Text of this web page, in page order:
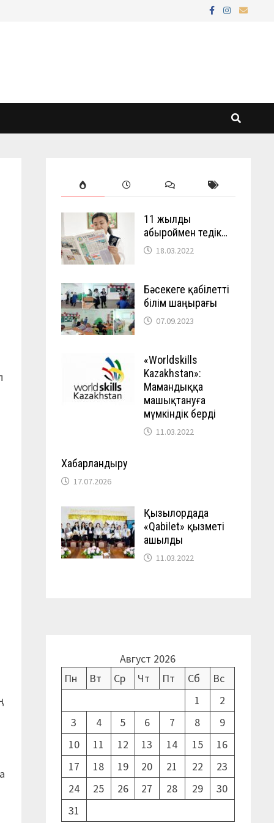
11 жылды
абыроймен өтедік…
18.03.2022
Бәсекеге қабілетті
білім шаңырағы
07.09.2023
«Worldskills
Kazakhstan»:
Мамандыққа
машықтануға
мүмкіндік берді
11.03.2022
Хабарландыру
17.07.2026
Қызылордада
«Qabilet» қызметі
ашылды
11.03.2022
Август 2026
Пн
Вт Ср Чт Пт Сб
Вс
1
2
3
4 5 6 7 8
9
10
11 12 13 14 15
16
17
18 19 20 21 22
23
24
25 26 27 28 29
30
31